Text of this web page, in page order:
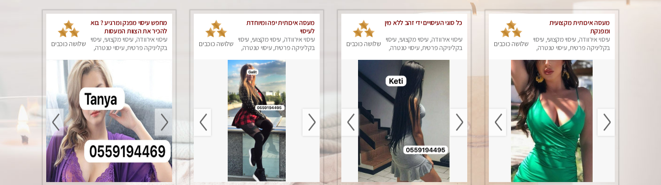
מעסה איכותית מקצועית
ומפנקת
עיסוי אירוודה, עיסוי מקצועי, עיסוי
בקליניקה פרטית, עיסוי טנטרה,
שלושה כוכבים
כל סוגי העיסויים ידי זהב ללא מין
עיסוי אירוודה, עיסוי מקצועי, עיסוי
בקליניקה פרטית, עיסוי טנטרה,
שלושה כוכבים
מעסה איכותית יפה ומיוחדת
לעיסוי
עיסוי אירוודה, עיסוי מקצועי, עיסוי
בקליניקה פרטית, עיסוי טנטרה,
שלושה כוכבים
מחפש עיסוי מפנק ומרגיע ? בוא
להכיר את הצוות המעסות
החדשות שלנו.
עיסוי אירוודה, עיסוי מקצועי, עיסוי
בקליניקה פרטית, עיסוי טנטרה,
שלושה כוכבים